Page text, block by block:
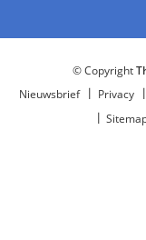
© Copyright
Nieuwsbrief
Privacy